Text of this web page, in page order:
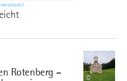
Rotenberg –